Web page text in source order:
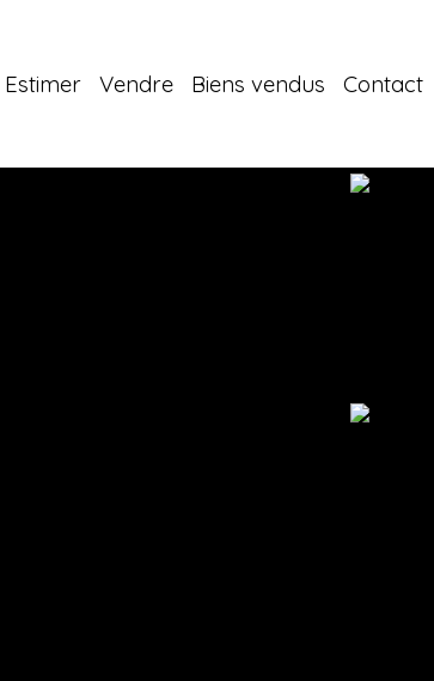
Estimer Vendre Biens vendus Contact